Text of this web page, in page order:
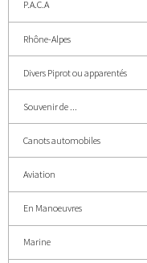
P.A.C.A
Rhône-Alpes
Divers Piprot ou apparentés
Souvenir de ...
Canots automobiles
Aviation
En Manoeuvres
Marine